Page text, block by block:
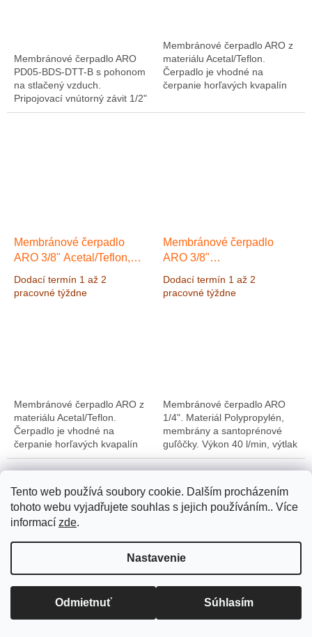
Tento web používá soubory cookie. Dalším procházením
tohoto webu vyjadřujete souhlas s jejich používáním.. Více
informací zde.
Nastavenie
Odmietnuť Súhlasím
přepravu zboží na Slovensko využíváme Zásilkovnu, PPL. V
případě dotazů volejte na tel.: +420 722 712 652, nebo pište na e-
mail: info@createflow.cz. Recyklační poplatek je zahrnut do ceny
produktu. Na dodané produkty, zajišťujeme záruční a pozáruční
Membránové čerpadlo ARO
PD05-BDS-DTT-B s pohonom
na stlačený vzduch.
Pripojovací vnútorný závit 1/2"
BSP. Materiál čerpadla
Membránové čerpadlo ARO z
materiálu Acetal/Teflon.
Čerpadlo je vhodné na
čerpanie horľavých kvapalín
Membránové čerpadlo
ARO 3/8" Acetal/Teflon,
Dodací termín 1 až 2
pracovné týždne
Membránové čerpadlo ARO z
materiálu Acetal/Teflon.
Čerpadlo je vhodné na
čerpanie horľavých kvapalín
do nebezpečných priestorov.
Membránové čerpadlo
ARO 3/8"
Výkon 40 l/min, výtlak 8,3
Dodací termín 1 až 2
pracovné týždne
Membránové čerpadlo ARO
1/4". Materiál Polypropylén,
membrány a santoprénové
guľôčky. Výkon 40 l/min, výtlak
8,3 bar. Čerpadlo je vhodný
pre chemické roztoky kyselín,
Membránové čerpadlo
ARO 66617B-222-C 1 1/2"
Nerez oceľ/Nitril, 340 l/min,
Membránové čerpadlo
ARO PD03,
Polypropylen/Hytrel, Výkon